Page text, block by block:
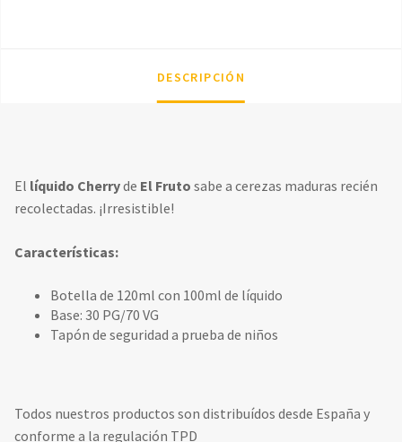
DESCRIPCIÓN
El líquido Cherryde El Fruto sabe a cerezas maduras recién
recolectadas. ¡Irresistible!
Características:
Botella de 120ml con 100ml de líquido
Base: 30 PG/70 VG
Tapón de seguridad a prueba de niños
Todos nuestros productos son distribuídos desde España y
conforme a la regulación TPD